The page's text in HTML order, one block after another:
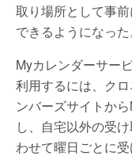
取り場所として事
できるようになった
Myカレンダーサー
利用するには、クロ
ンバーズサイトか
し、自宅以外の受
わせて曜日ごとに受